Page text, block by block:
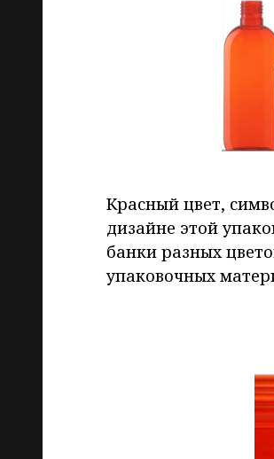
Красный цвет,
дизайне этой
банки разных
упаковочных